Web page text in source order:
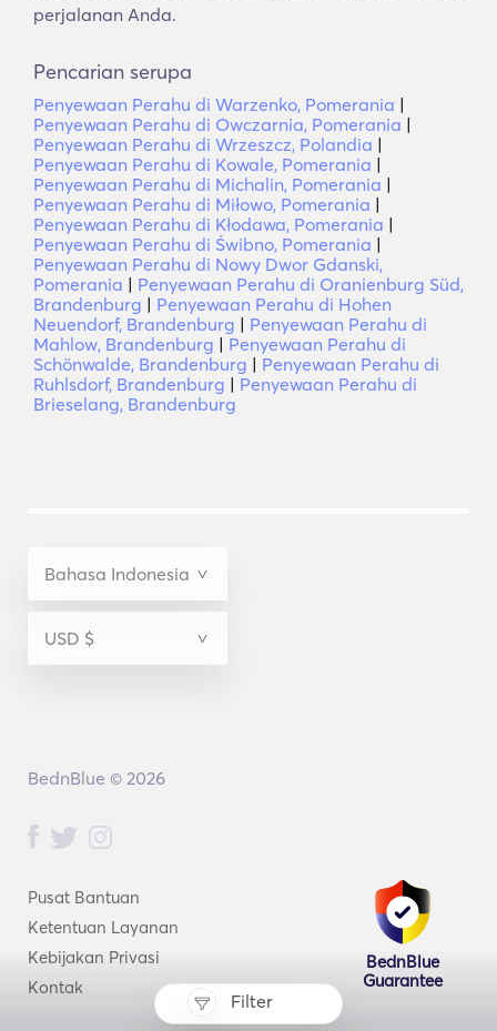
Filter
perjalanan Anda.
Pencarian serupa
Penyewaan Perahu di Warzenko, Pomerania |
Penyewaan Perahu di Owczarnia, Pomerania |
Penyewaan Perahu di Wrzeszcz, Polandia |
Penyewaan Perahu di Kowale, Pomerania |
Penyewaan Perahu di Michalin, Pomerania |
Penyewaan Perahu di Miłowo, Pomerania |
Penyewaan Perahu di Kłodawa, Pomerania |
Penyewaan Perahu di Świbno, Pomerania |
Penyewaan Perahu di Nowy Dwor Gdanski,
Pomerania | Penyewaan Perahu di Oranienburg Süd,
Brandenburg | Penyewaan Perahu di Hohen
Neuendorf, Brandenburg | Penyewaan Perahu di
Mahlow, Brandenburg | Penyewaan Perahu di
Schönwalde, Brandenburg | Penyewaan Perahu di
Ruhlsdorf, Brandenburg | Penyewaan Perahu di
Brieselang, Brandenburg
Pusat Bantuan
Ketentuan Layanan
Kebijakan Privasi
Kontak
BednBlue
Guarantee
BednBlue © 2026